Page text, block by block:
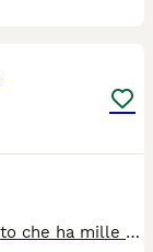
Disponibile cucciola meravigliosa un manto che ha mille sfumature papà polacco Solo da compagnia Pedigree WCF Genitori testati Ecocardio perfetto Libretto sanitario microchip